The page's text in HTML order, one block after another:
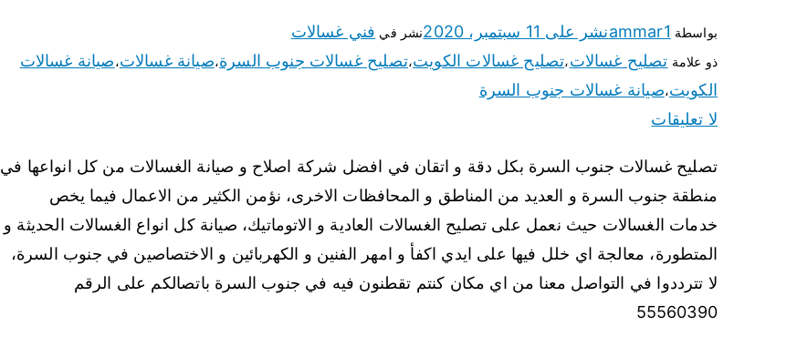
بواسطة ammar1نشر على 11 سبتمبر، 2020 نشر في فني غسالات
ذو علامة تصليح غسالات،تصليح غسالات الكويت،تصليح غسالات جنوب السرة،صيانة غسالات،صيانة غسالات
الكويت،صيانة غسالات جنوب السرة
لا تعليقات
تصليح غسالات جنوب السرة بكل دقة و اتقان في افضل شركة اصلاح و صيانة الغسالات من كل انواعها في
منطقة جنوب السرة و العديد من المناطق و المحافظات الاخرى، نؤمن الكثير من الاعمال فيما يخص
خدمات الغسالات حيث نعمل على تصليح الغسالات العادية و الاتوماتيك، صيانة كل انواع الغسالات الحديثة و
المتطورة، معالجة اي خلل فيها على ايدي اكفأ و امهر الفنين و الكهربائين و الاختصاصين في جنوب السرة،
لا تترددوا في التواصل معنا من اي مكان كنتم تقطنون فيه في جنوب السرة باتصالكم على الرقم
55560390